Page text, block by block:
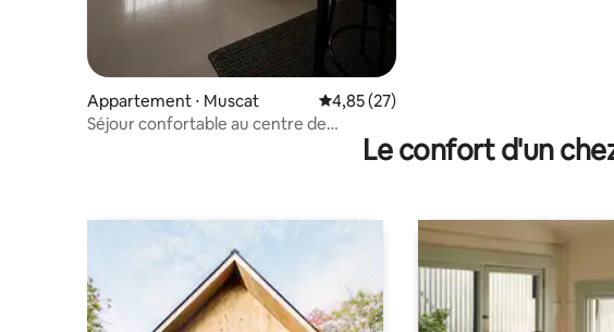
Appartement ⋅ Muscat Évaluation moyenne sur la base de 27
4,85 (27)
Séjour confortable au centre de
Le confort d'un